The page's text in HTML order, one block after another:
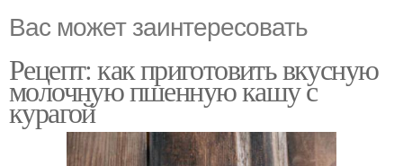
Вас может заинтересовать
Рецепт: как приготовить вкусную
молочную пшенную кашу с
курагой